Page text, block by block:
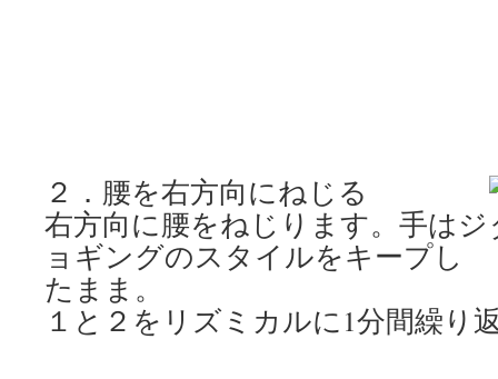
２．腰を右方向にねじる
右方向に腰をねじります。手はジ
ョギングのスタイルをキープし
たまま。
１と２をリズミカルに1分間繰り